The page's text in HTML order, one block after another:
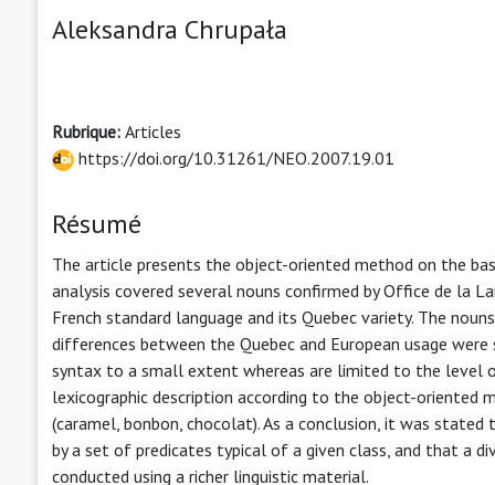
Aleksandra Chrupała
Rubrique: Articles
https://doi.org/10.31261/NEO.2007.19.01
Résumé
The article presents the object-oriented method on the
analysis covered several nouns confirmed by Office de la
French standard language and its Quebec variety. The
differences between the Quebec and European usage
syntax to a small extent whereas are limited to the level
lexicographic description according to the object-
(caramel, bonbon, chocolat). As a conclusion, it was
by a set of predicates typical of a given class, and that a
conducted using a richer linguistic material.